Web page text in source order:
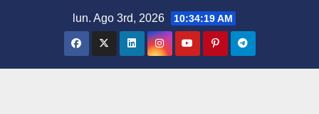
lun. Ago 3rd, 2026 10:34:20 AM